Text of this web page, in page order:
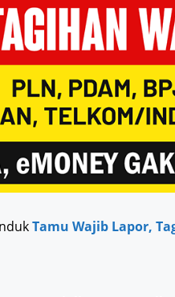
Tamu Wajib Lapor,